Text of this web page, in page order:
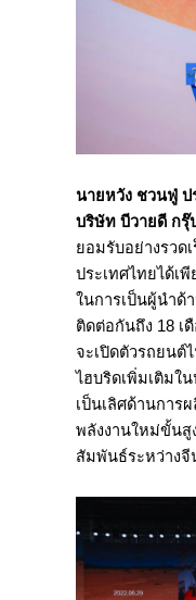
นายหวัง ชวนฟู่ ป
บริษัท บีวายดี กรุ๊
ยอมรับอย่างรวด
ประเทศไทยได้เ
ในการเป็นผู้นำด้
ติดต่อกันถึง 18 เ
จะเปิดตัวรถยนต์
ไฮบริดเพิ่มเติมใ
เป็นเลิศด้านการ
พลังงานใหม่ขั้นสู
สัมพันธ์ระหว่าง